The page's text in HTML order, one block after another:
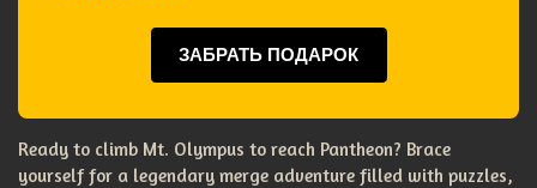
ЗАБРАТЬ ПОДАРОК
Ready to climb Mt. Olympus to reach Pantheon? Brace
yourself for a legendary merge adventure filled with puzzles,